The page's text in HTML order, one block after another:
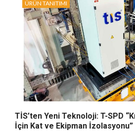
ÜRÜN TANITIMI
TİS’ten Yeni Teknoloji: T-SPD
İçin Kat ve Ekipman İzolasyonu”